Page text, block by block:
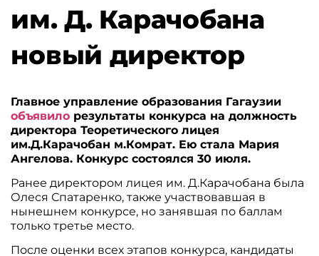
им. Д. Карачобана
новый директор
Главное управление образования Гагаузии
объявило результаты конкурса на должность
директора Теоретического лицея
им.Д.Карачобан м.Комрат. Ею стала Мария
Ангелова. Конкурс состоялся 30 июля.
Ранее директором лицея им. Д.Карачобана была
Олеся Спатаренко, также участвовавшая в
нынешнем конкурсе, но занявшая по баллам
только третье место.
После оценки всех этапов конкурса, кандидаты